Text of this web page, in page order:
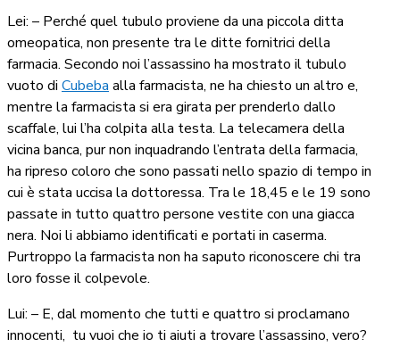
Lei: – Perché quel tubulo proviene da una piccola ditta
omeopatica, non presente tra le ditte fornitrici della
farmacia. Secondo noi l’assassino ha mostrato il tubulo
vuoto di Cubeba alla farmacista, ne ha chiesto un altro e,
mentre la farmacista si era girata per prenderlo dallo
scaffale, lui l’ha colpita alla testa. La telecamera della
vicina banca, pur non inquadrando l’entrata della farmacia,
ha ripreso coloro che sono passati nello spazio di tempo in
cui è stata uccisa la dottoressa. Tra le 18,45 e le 19 sono
passate in tutto quattro persone vestite con una giacca
nera. Noi li abbiamo identificati e portati in caserma.
Purtroppo la farmacista non ha saputo riconoscere chi tra
loro fosse il colpevole.
Lui: – E, dal momento che tutti e quattro si proclamano
innocenti, tu vuoi che io ti aiuti a trovare l’assassino, vero?